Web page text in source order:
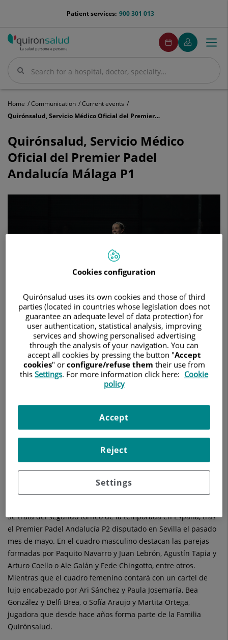
menu-
900 301 013
Patient services:
Search
Search
menuPedirCita
Make
an
appointment
My
Quirónsalud
Menu
Home Communication
Current events
Quirónsalud, Servicio Médico Oficial del Premier Padel Andalucía Málaga P1
Servicio
Médico
Oficial
del
Premier
Quirónsalud, Servicio Médico
Oficial del Premier Padel
Andalucía Málaga P1
2 de julio de 2024
QUIRÓNSALUD
El torneo, que se disputa del 6 al 14 de julio en el Palacio de
El mejor pádel del mundo tiene una cita en Málaga del 6 al 14
de julio con la celebración del Premier Padel Andalucía
Málaga P1. El Palacio de los Deportes Martín Carpena acoge
por primera vez una cita de este nivel, en el que participarán
las principales figuras del circuito mundial, tanto femenino
como masculino, y que contará con los mejores cuidados
gracias a Quirónsalud como Servicio Médico Oficial.
Se trata del segundo torneo de la temporada en España, tras
el Premier Padel Andalucía P2 disputado en Sevilla el pasado
mes de mayo. En el cuadro masculino destacan las parejas
formadas por Paquito Navarro y Juan Lebrón, Agustín Tapia y
Arturo Coello o Ale Galán y Fede Chingotto, entre otros.
Mientras que el cuadro femenino contará con un cartel de
lujo encabezado por Ari Sánchez y Paula Josemaría, Bea
González y Delfi Brea, o Sofía Araujo y Martita Ortega,
jugadora que desde hace años forma parte de la Familia
Quirónsalud.
Cookies configuration
Quirónsalud uses its own cookies and those of third
parties (located in countries whose legislation does not
guarantee an adequate level of data protection) for
user authentication, statistical analysis, improving
services and showing personalised advertising
through the analysis of your navigation. You can
accept all cookies by pressing the button "Accept
cookies" or configure/refuse them their use from
this Settings. For more information click here: Cookie
policy
Settings
Reject
Accept